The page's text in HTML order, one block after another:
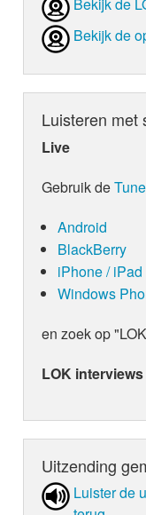
Bekijk de
Luisteren met
Live
Gebruik de
Android
BlackBerry
iPhone / iPad
Windows
en zoek op
LOK
Uitzending
Luister de